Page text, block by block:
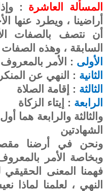
المسألة العاشرة :
أراضينا ، ويطرد عنها
أن نتصف بالصفات
السابقة ، وهذه
الأولى : الأمر بالمعروف
الثانية : النهي عن المنكر
الثالثة : إقامة الصلاة
الرابعة : إيتاء الزكاة
والثالثة والرابعة هما
الشهادتين
ونحن في أرضنا
وبخاصة الأمر
فهمنا المعنى الحقيقي
النهي ، لعلمنا